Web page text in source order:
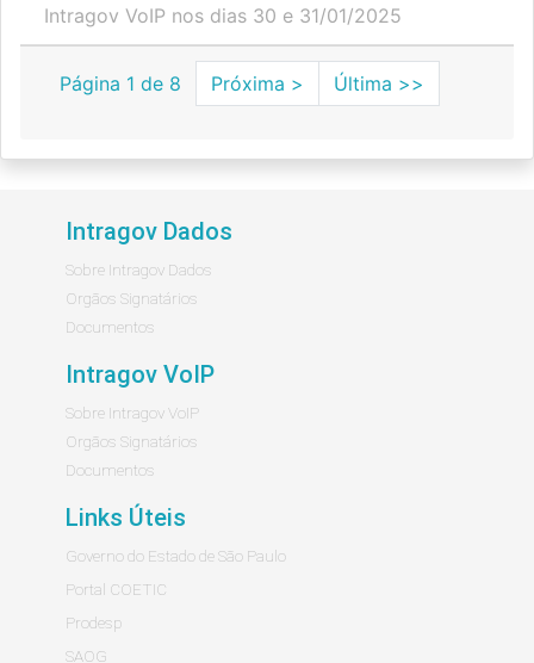
Intragov VoIP nos dias 30 e 31/01/2025
Página 1 de 8 Próxima > Última >>
Intragov Dados
Sobre Intragov Dados
Orgãos Signatários
Documentos
Intragov VoIP
Sobre Intragov VoIP
Orgãos Signatários
Documentos
Links Úteis
Governo do Estado de São Paulo
Portal COETIC
Prodesp
SAOG